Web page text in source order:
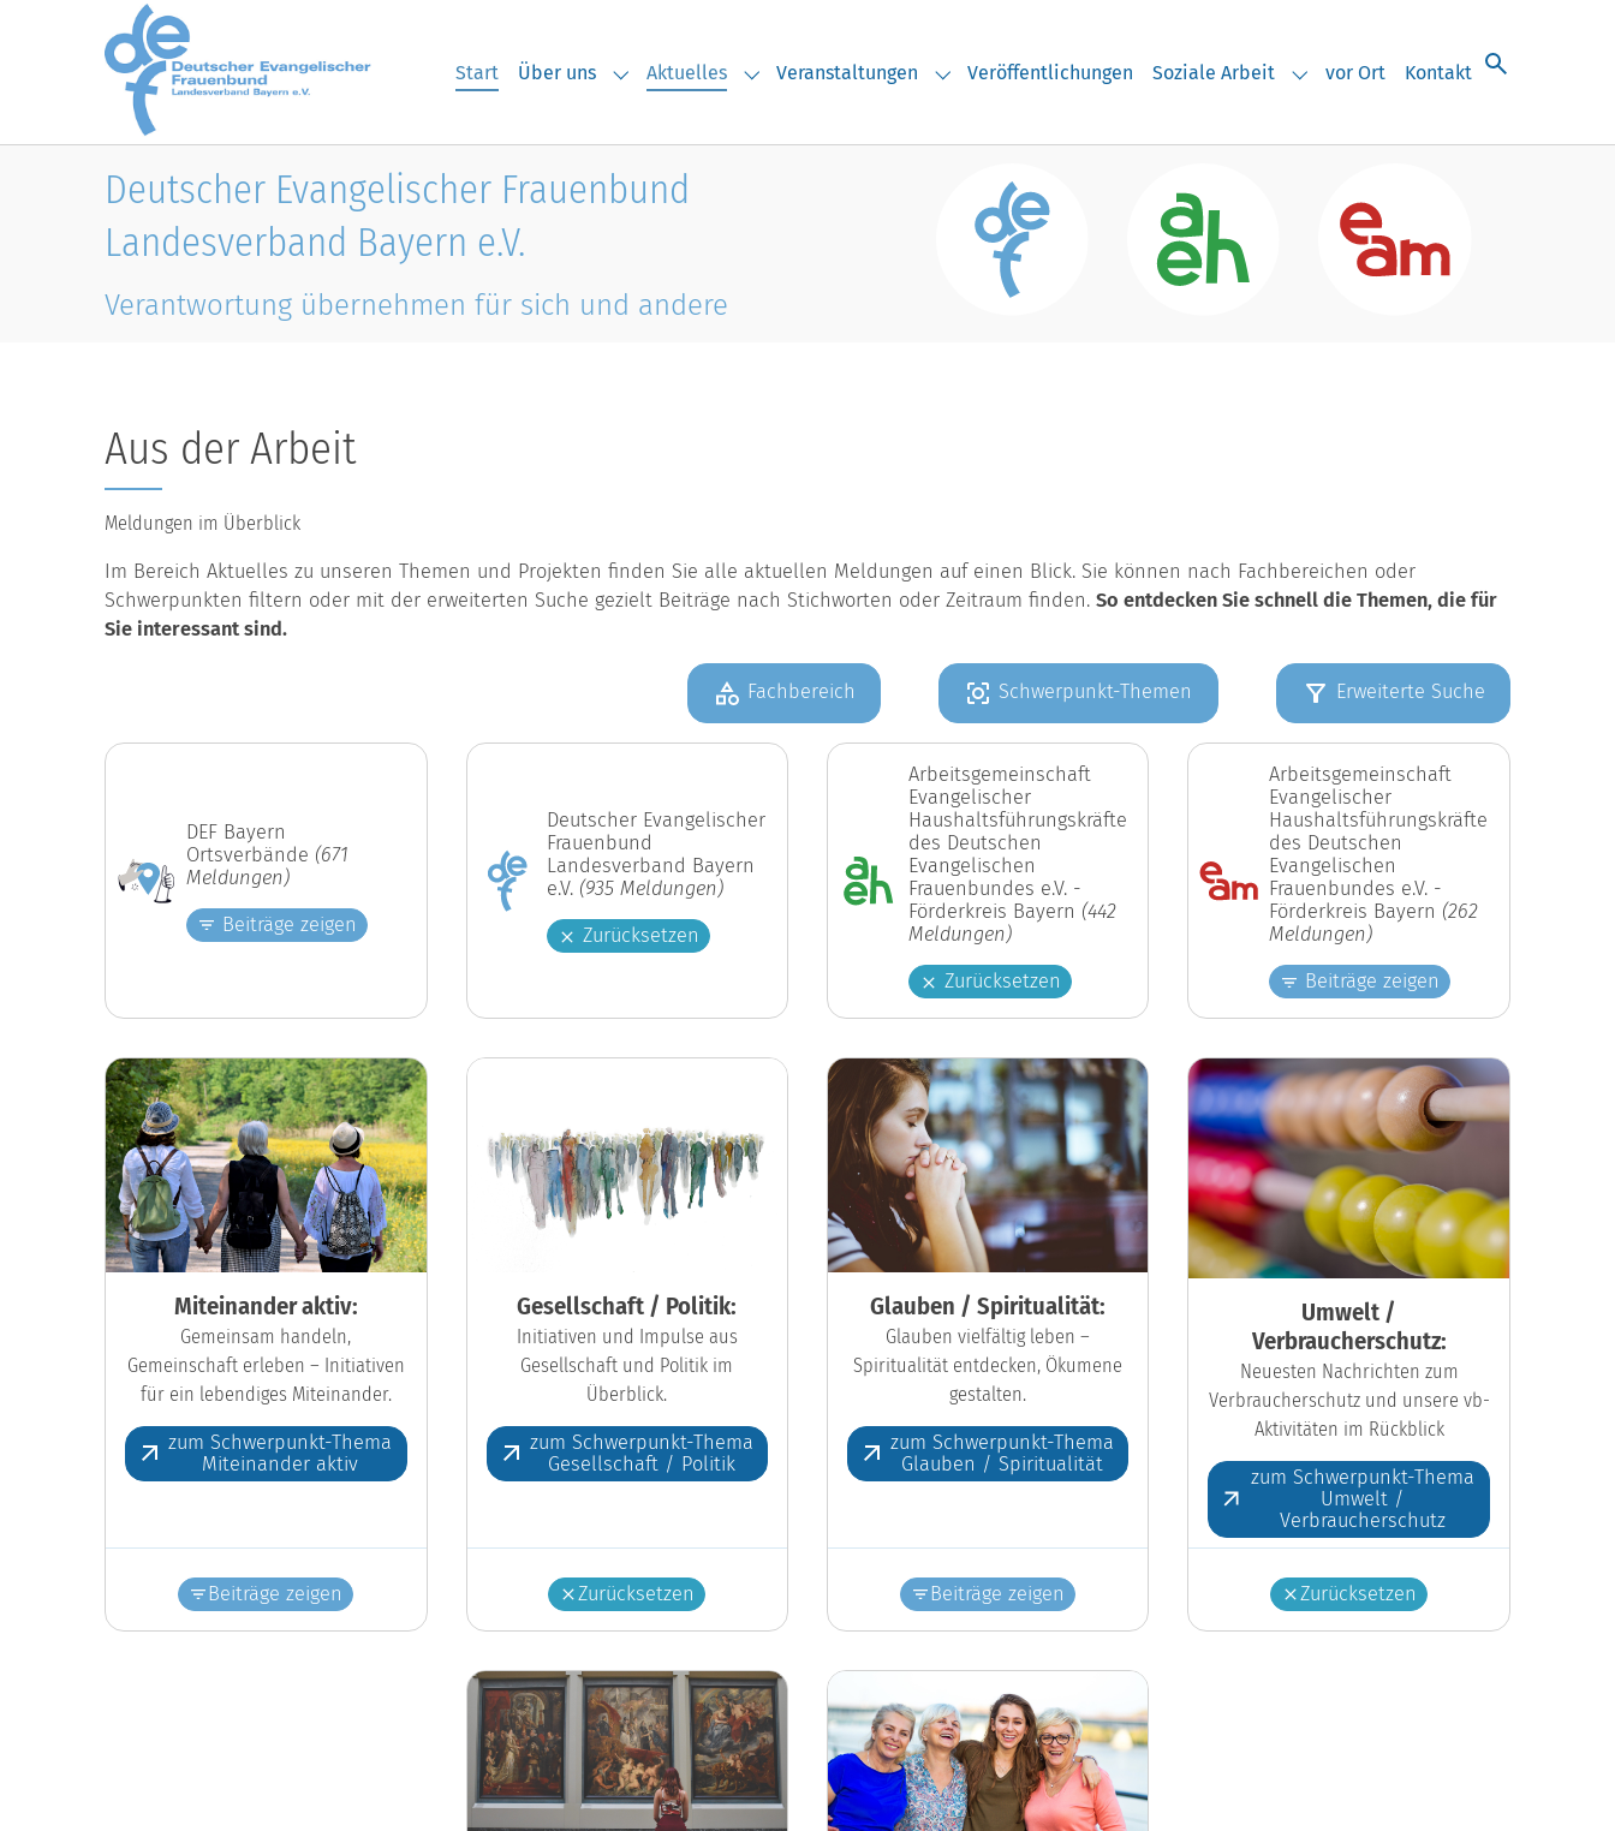
Skip to main content
Start Über uns
Submenu for "Über uns"
Aktuelles(current)
Submenu for "Aktuelles"
Veranstaltungen
Submenu for "Veranstaltungen"
Veröffentlichungen Soziale Arbeit
Submenu for "Soziale Arbeit"
vor Ort Kontakt
Deutscher Evangelischer Frauenbund
Landesverband Bayern e.V.
Verantwortung übernehmen für sich und andere
Aus der Arbeit
Meldungen im Überblick
Im Bereich Aktuelles zu unseren Themen und Projekten finden Sie alle aktuellen Meldungen auf einen Blick. Sie können nach Fachbereichen oder
Schwerpunkten filtern oder mit der erweiterten Suche gezielt Beiträge nach Stichworten oder Zeitraum finden.So entdecken Sie schnell die Themen, die für
Sie interessant sind.
Fachbereich Schwerpunkt-Themen Erweiterte Suche
DEF Bayern
Ortsverbände (671
Meldungen)
Beiträge zeigen
Deutscher Evangelischer
Frauenbund
Landesverband Bayern
e.V. (935 Meldungen)
Zurücksetzen
Arbeitsgemeinschaft
Evangelischer
Haushaltsführungskräfte
des Deutschen
Evangelischen
Frauenbundes e.V. -
Förderkreis Bayern (442
Meldungen)
Zurücksetzen
Arbeitsgemeinschaft
Evangelischer
Haushaltsführungskräfte
des Deutschen
Evangelischen
Frauenbundes e.V. -
Förderkreis Bayern (262
Meldungen)
Beiträge zeigen
Miteinander aktiv:
Gemeinsam handeln,
Gemeinschaft erleben – Initiativen
für ein lebendiges Miteinander.
zum Schwerpunkt-Thema
Miteinander aktiv
Beiträge zeigen
Gesellschaft / Politik:
Initiativen und Impulse aus
Gesellschaft und Politik im
Überblick.
zum Schwerpunkt-Thema
Gesellschaft / Politik
Zurücksetzen
Glauben / Spiritualität:
Glauben vielfältig leben –
Spiritualität entdecken, Ökumene
gestalten.
zum Schwerpunkt-Thema
Glauben / Spiritualität
Beiträge zeigen
Umwelt /
Verbraucherschutz:
Neuesten Nachrichten zum
Verbraucherschutz und unsere vb-
Aktivitäten im Rückblick
zum Schwerpunkt-Thema
Umwelt /
Verbraucherschutz
Zurücksetzen